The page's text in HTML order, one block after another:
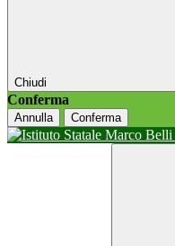
Chiudi
Conferma
Annulla Conferma